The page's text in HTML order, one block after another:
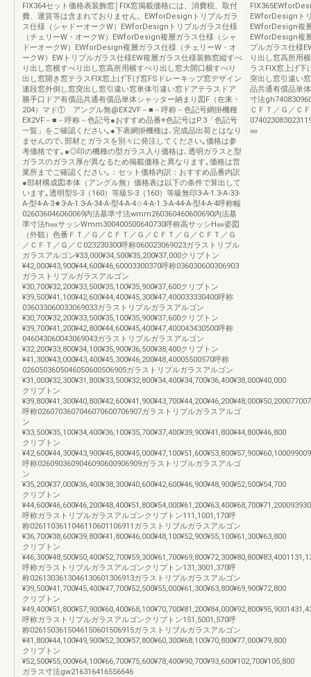
FIX364セット価格表装飾窓│FIX窓掲載価格には、消費税、取付
費、運賃等は含まれておりません。EWforDesignトリプルガラ
ス仕様（シャドーオークW）EWforDesignトリプルガラス仕様
（チェリーW・オークW）EWforDesign複層ガラス仕様（シャ
ドーオークW）EWforDesign複層ガラス仕様（チェリーW・オ
ークW）EWトリプルガラス仕様EW複層ガラス仕様装飾窓縦すべ
り出し窓横すべり出し窓高所用横すべり出し窓大開口横すべり
出し窓開き窓テラスFIX窓上げ下げ窓FSドレーキップ窓デザイン
連段窓外倒し窓突出し窓引違い窓単体引違い窓ドアテラスドア
勝手口ドア有償品共通有償品単体シャッター納まり図F（在来・
204）マド① アングル無@EX2VF－■－呼称－色記号網掛機種
EX2VF－■－呼称－色記号●おすすめ品番※色記号はP.3「色記号
一覧」をご確認ください｡●下表網掛機種は､完成品出荷とはなり
ませんので､部材とガラスを別々に発注してください｡価格は参
考価格です｡●◎印の機種の型ガラス入り価格は､透明ガラスと型
ガラスのガラス厚が異なるため掲載価格と異なります｡価格は営
業所までご確認ください｡：セット価格内訳：おすすめ品番内訳
●部材構成図本体（アングル無）価格表は以下の条件で算出して
います｡透明型S-3（160）等級S-3（160）等級無印3-A-1.3-A-33-
A-型4-A-3★3-A-1.3-A-34-A-型4-A-4☆4-A-1.3-A-44-A-型4-A-4呼称幅
026036046060069内法基準寸法wmm260360460600690内法基
準寸法h㎜サッシWmm300400500640730呼称高サッシH㎜姿図
（外観）色番ＦＴ／Ｇ／ＣＦＴ／Ｇ／ＣＦＴ／Ｇ／ＣＦＴ／Ｇ
／ＣＦＴ／Ｇ／Ｃ023230300呼称060023069023ガラストリプル
ガラスアルゴン¥33,000¥34,500¥35,200¥37,000クリプトン
¥42,000¥43,900¥44,600¥46,60003300370呼称036030600306903
ガラストリプルガラスアルゴン
¥30,700¥32,200¥33,500¥35,100¥35,900¥37,600クリプトン
¥39,500¥41,100¥42,600¥44,400¥45,300¥47,400033330400呼称
036033060033069033ガラストリプルガラスアルゴン
¥30,700¥32,200¥33,500¥35,100¥35,900¥37,600クリプトン
¥39,700¥41,200¥42,800¥44,600¥45,400¥47,400043430500呼称
046043060043069043ガラストリプルガラスアルゴン
¥32,200¥33,800¥34,100¥35,900¥36,500¥38,400クリプトン
¥41,300¥43,000¥43,400¥45,300¥46,200¥48,40005500570呼称
0260503605046050600506905ガラストリプルガラスアルゴン
¥31,000¥32,300¥31,800¥33,500¥32,800¥34,400¥34,700¥36,400¥38,000¥40,000
クリプトン
呼称0260703607046070600706907ガラストリプルガラスアルゴ
ン
¥33,500¥35,100¥34,400¥36,100¥35,700¥37,400¥39,900¥41,800¥44,800¥46,800
クリプトン
呼称0260903609046090600906909ガラストリプルガラスアルゴ
ン
¥35,200¥37,000¥36,400¥38,300¥40,600¥42,600¥46,900¥48,900¥52,500¥54,700
クリプトン
呼称ガラストリプルガラスアルゴンクリプトン111,1001,170呼
称0261103611046110601106911ガラストリプルガラスアルゴン
¥36,700¥38,600¥39,800¥41,800¥46,000¥48,100¥52,900¥55,100¥61,300¥63,800
クリプトン
呼称ガラストリプルガラスアルゴンクリプトン131,3001,370呼
称0261303613046130601306913ガラストリプルガラスアルゴン
¥39,500¥41,700¥45,400¥47,700¥52,500¥55,000¥61,300¥63,800¥69,900¥72,800
クリプトン
呼称ガラストリプルガラスアルゴンクリプトン151,5001,570呼
称0261503615046150601506915ガラストリプルガラスアルゴン
¥41,800¥44,100¥49,900¥52,300¥57,800¥60,300¥68,100¥70,800¥77,000¥79,800
クリプトン
¥52,500¥55,000¥64,100¥66,700¥75,600¥78,400¥90,700¥93,600¥102,700¥105,800
ガラス寸法gw216316416556646
EWforDesignト
EWforDesign複
EWforDesign複
プルガラス仕様
り出し窓高所用
ラスFIX窓上げ下
突出し窓引違い
品共通有償品単
寸法
ＣＦＴ／Ｇ／Ｃ
㎜